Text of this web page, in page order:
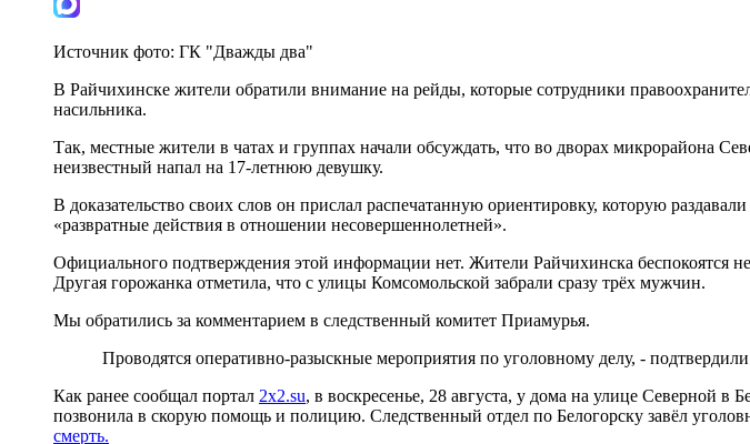
Источник фото: ГК "Дважды два"
В Райчихинске жители обратили внимание на рейды, которые сотрудники
насильника.
Так, местные жители в чатах и группах начали обсуждать, что во дворах микрорайона
неизвестный напал на 17-летнюю девушку.
В доказательство своих слов он прислал распечатанную ориентировку, которую
«развратные действия в отношении несовершеннолетней».
Официального подтверждения этой информации нет. Жители Райчихинска беспокоятся
Другая горожанка отметила, что с улицы Комсомольской забрали сразу трёх мужчин.
Мы обратились за комментарием в следственный комитет Приамурья.
Проводятся оперативно-разыскные мероприятия по уголовному делу, -
Как ранее сообщал портал 2x2.su, в воскресенье, 28 августа, у дома на улице Северной
позвонила в скорую помощь и полицию. Следственный отдел по Белогорску завёл
смерть.